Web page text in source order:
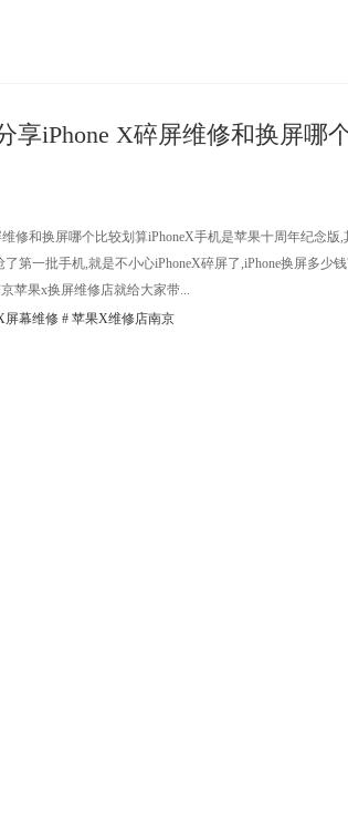
享iPhone X碎屏维修和换屏哪
修和换屏哪个比较划算iPhoneX手机是苹果十周年纪念版,
第一批手机,就是不小心iPhoneX碎屏了,iPhone换屏多少钱
苹果x换屏维修店就给大家带...
屏幕维修 # 苹果X维修店南京